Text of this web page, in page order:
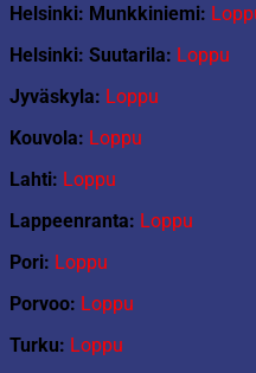
Helsinki: Munkkiniemi:
Helsinki: Suutarila: Loppu
Jyväskyla: Loppu
Kouvola: Loppu
Lahti: Loppu
Lappeenranta: Loppu
Pori: Loppu
Porvoo: Loppu
Turku: Loppu